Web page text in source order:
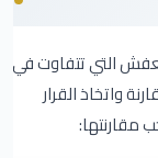
التي تتفاوت في
واتخاذ القرار
مقارنتها: